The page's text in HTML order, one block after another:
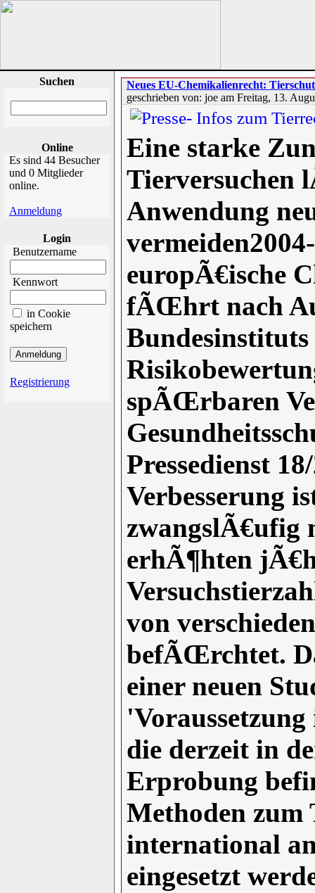
Suchen
Online
Es sind 44 Besucher
und 0 Mitglieder
online.
Anmeldung
Login
Benutzername
Kennwort
in Cookie
speichern
Registrierung
Neues EU-Chemikalienrecht:
geschrieben von: joe am Freitag, 13.
Eine starke
Tierversuchen
Anwendung
europÃ€ische
fÃŒhrt nach
spÃŒrbaren
Pressedienst
Verbesserung
zwangslÃ€ufig
erhÃ¶hten
von
befÃŒrchtet.
einer neuen
die derzeit in
Erprobung
Methoden zum
international
eingesetzt